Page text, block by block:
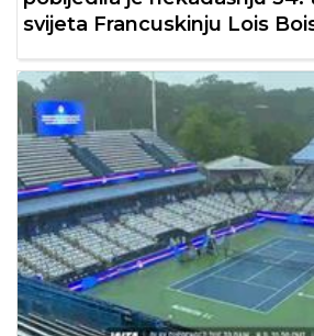
svijeta Francuskinju Lois